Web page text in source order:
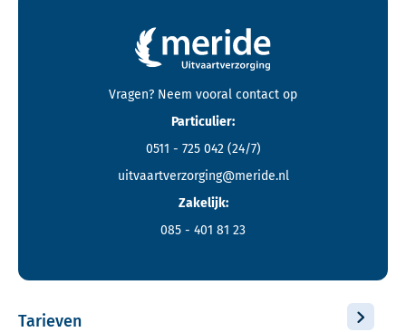
Contactgegevens en footer menu van Meride
Vragen? Neem vooral contact op
Particulier:
0511 - 725 042 (24/7)
uitvaartverzorging@meride.nl
Zakelijk:
085 - 401 81 23
Tarieven